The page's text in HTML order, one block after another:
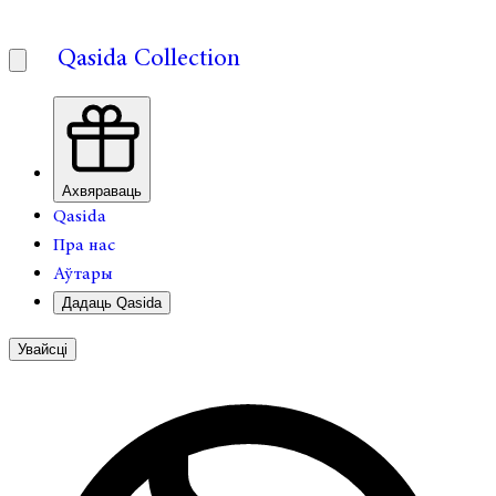
Qasida Collection
Ахвяраваць
Qasida
Пра нас
Аўтары
Дадаць Qasida
Увайсці